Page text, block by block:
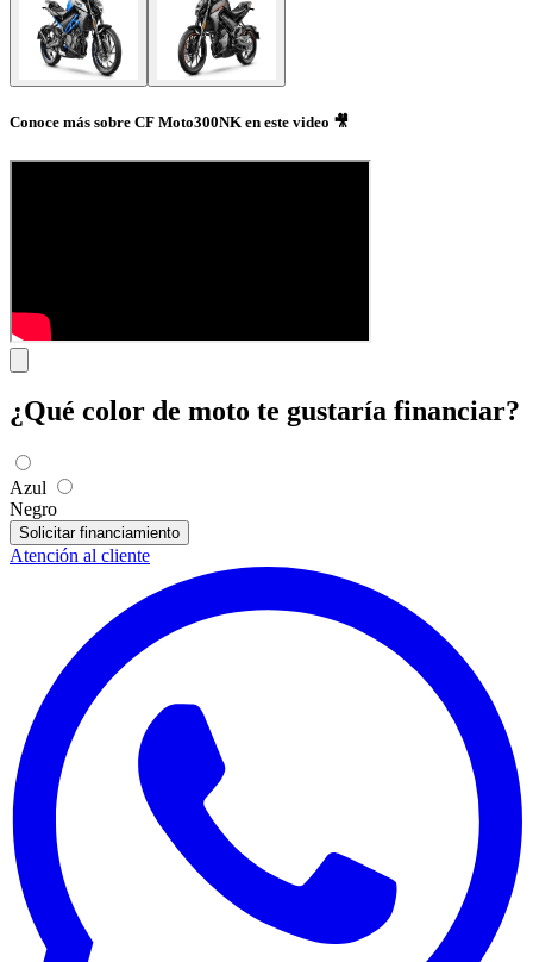
Conoce más sobre CF Moto300NK en este video 🎥
¿Qué color de moto te gustaría financiar?
Azul
Negro
Solicitar financiamiento
Atención al cliente